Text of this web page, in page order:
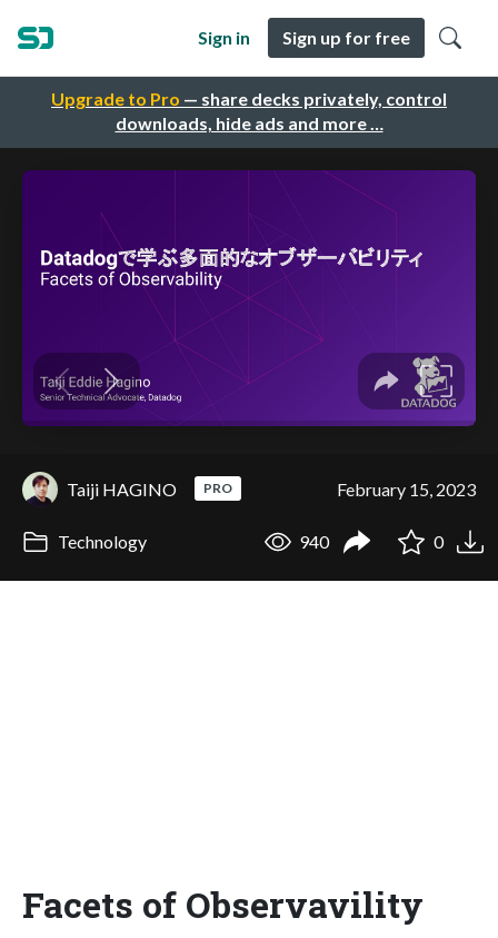
Upgrade to Pro — share decks privately, control
downloads, hide ads and more …
Sign in Sign up for free
Taiji HAGINO PRO February 15, 2023
Technology 940 0
Facets of Observavility